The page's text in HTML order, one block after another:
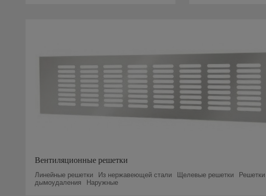
Вентиляционные решетки
Линейные решетки Из нержавеющей стали Щелевые решетки
Решетки
дымоудаления
Наружные